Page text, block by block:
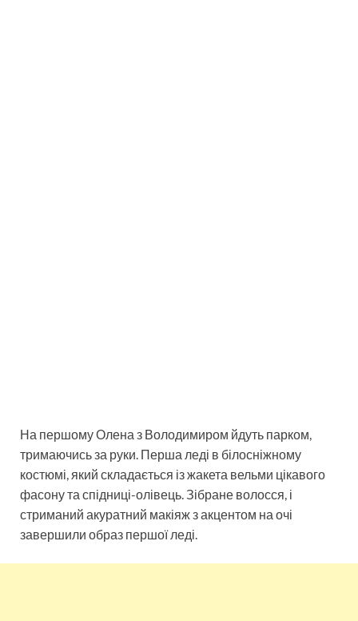
На першому Олена з Володимиром йдуть парком,
тримаючись за руки. Перша леді в білосніжному
костюмі, який складається із жакета вельми цікавого
фасону та спідниці-олівець. Зібране волосся, і
стриманий акуратний макіяж з акцентом на очі
завершили образ першої леді.